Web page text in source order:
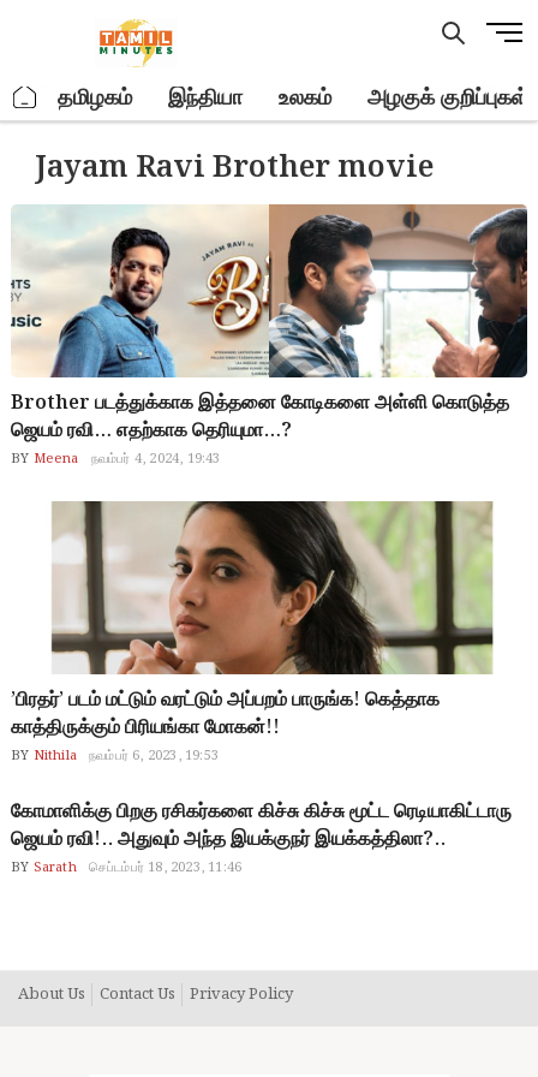
M
u
t
o
n
. தமிழகம் இந்தியா உலகம் அழகுக் குறிப்புகள்
Jayam Ravi Brother movie
Brother படத்துக்காக இத்தனை கோடிகளை அள்ளி கொடுத்த
ஜெயம் ரவி… எதற்காக தெரியுமா…?
BY Meena நவம்பர் 4, 2024, 19:43
’பிரதர்’ படம் மட்டும் வரட்டும் அப்பறம் பாருங்க! கெத்தாக
காத்திருக்கும் பிரியங்கா மோகன்!!
BY Nithila நவம்பர் 6, 2023, 19:53
கோமாளிக்கு பிறகு ரசிகர்களை கிச்சு கிச்சு மூட்ட ரெடியாகிட்டாரு
ஜெயம் ரவி!.. அதுவும் அந்த இயக்குநர் இயக்கத்திலா?..
BY Sarath செப்டம்பர் 18, 2023, 11:46
About Us Contact Us Privacy Policy